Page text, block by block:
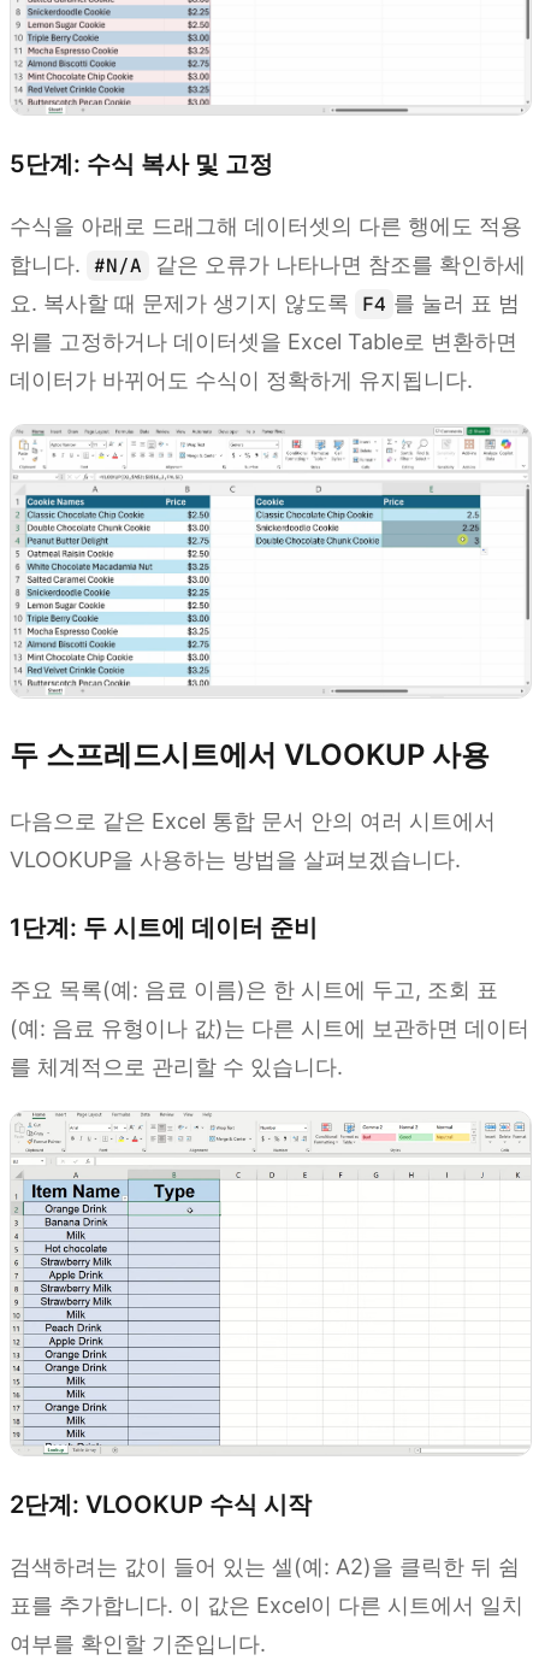
5단계: 수식 복사 및 고정
수식을 아래로 드래그해 데이터셋의 다른 행에도 적용
합니다. #N/A
같은 오류가 나타나면 참조를 확인하세
요. 복사할 때 문제가 생기지 않도록
F4 를 눌러 표 범
위를 고정하거나 데이터셋을 Excel Table로 변환하면
데이터가 바뀌어도 수식이 정확하게 유지됩니다.
두 스프레드시트에서 VLOOKUP 사용
다음으로 같은 Excel 통합 문서 안의 여러 시트에서
VLOOKUP을 사용하는 방법을 살펴보겠습니다.
1단계: 두 시트에 데이터 준비
주요 목록(예: 음료 이름)은 한 시트에 두고, 조회 표
(예: 음료 유형이나 값)는 다른 시트에 보관하면 데이터
를 체계적으로 관리할 수 있습니다.
2단계: VLOOKUP 수식 시작
검색하려는 값이 들어 있는 셀(예: A2)을 클릭한 뒤 쉼
표를 추가합니다. 이 값은 Excel이 다른 시트에서 일치
여부를 확인할 기준입니다.